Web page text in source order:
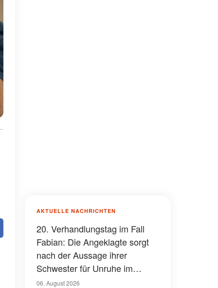
AKTUELLE NACHRICHTEN
20. Verhandlungstag im Fall
Fabian: Die Angeklagte sorgt
nach der Aussage ihrer
Schwester für Unruhe im
Gerichtssaal – was ist
06. August 2026